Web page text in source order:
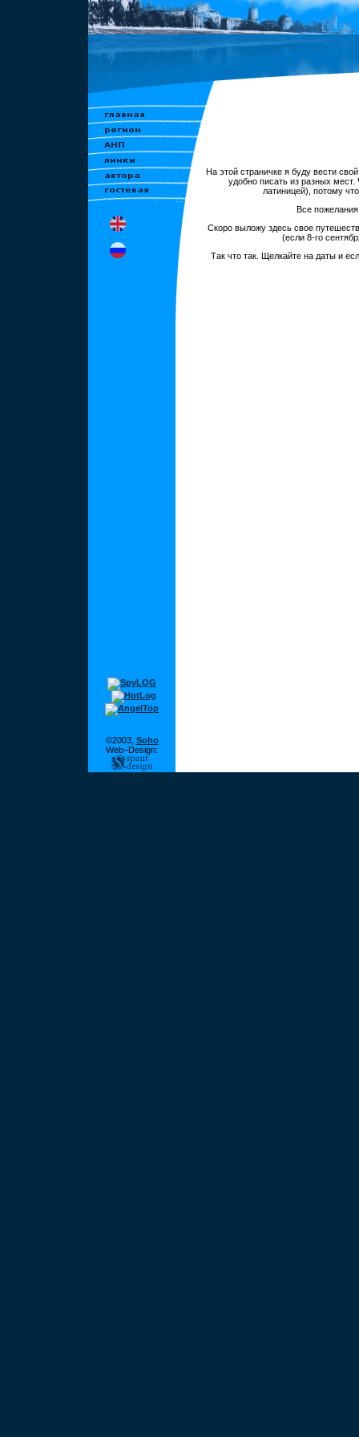
На этой страничке я буду вести
удобно писать из разных мест.
латиницей), потому
Все пожелания
Скоро выложу здесь свое
(если 8-го
Так что так. Щелкайте на даты и
©2003, Soho
Web–Design: